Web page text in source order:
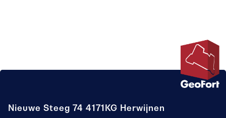
Nieuwe Steeg 74 4171KG Herwijnen